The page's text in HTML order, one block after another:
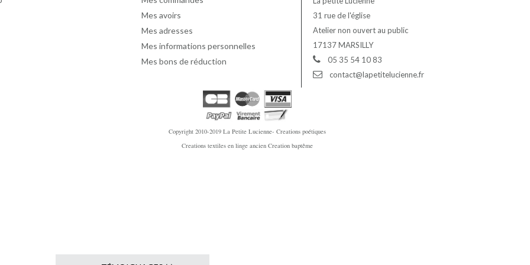
Mes avoirs
Mes adresses
Mes informations personnelles
Mes bons de réduction
31 rue de l'église
Atelier non ouvert au public
17137 MARSILLY
05 35 54 10 83
contact@lapetitelucienne.fr
Copyright 2010-2019 La Petite Lucienne- Creations poétiques
Creations textiles en linge ancien Creation baptême